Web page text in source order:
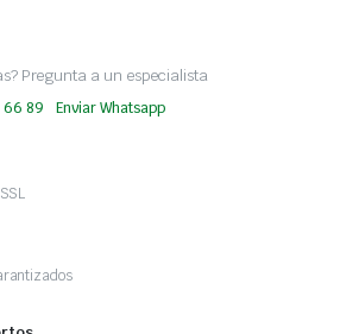
Pregunta a un especialista
66 89 Enviar Whatsapp